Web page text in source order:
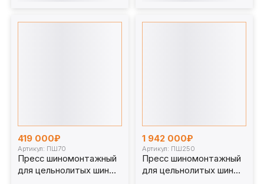
419 000₽
Артикул: ПШ70
Пресс шиномонтажный
для цельнолитых шин
1 942 000₽
Артикул: ПШ250
Пресс шиномонтажный
для цельнолитых шин